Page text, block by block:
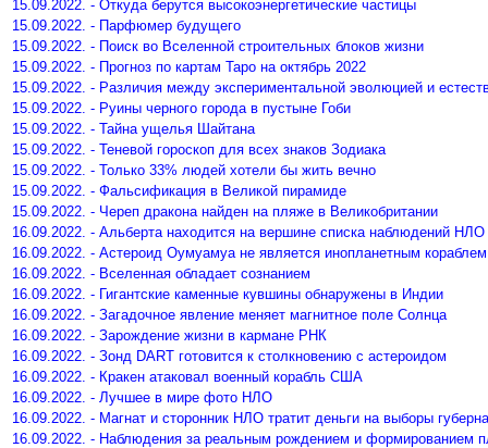
15.09.2022. - Откуда берутся высокоэнергетические частицы
15.09.2022. - Парфюмер будущего
15.09.2022. - Поиск во Вселенной строительных блоков жизни
15.09.2022. - Прогноз по картам Таро на октябрь 2022
15.09.2022. - Различия между экспериментальной эволюцией и
15.09.2022. - Руины черного города в пустыне Гоби
15.09.2022. - Тайна ущелья Шайтана
15.09.2022. - Теневой гороскоп для всех знаков Зодиака
15.09.2022. - Только 33% людей хотели бы жить вечно
15.09.2022. - Фальсификация в Великой пирамиде
15.09.2022. - Череп дракона найден на пляже в Великобритании
16.09.2022. - Альберта находится на вершине списка наблюдений НЛО
16.09.2022. - Астероид Оумуамуа не является инопланетным кораблем
16.09.2022. - Вселенная обладает сознанием
16.09.2022. - Гигантские каменные кувшины обнаружены в Индии
16.09.2022. - Загадочное явление меняет магнитное поле Солнца
16.09.2022. - Зарождение жизни в кармане РНК
16.09.2022. - Зонд DART готовится к столкновению с астероидом
16.09.2022. - Кракен атаковал военный корабль США
16.09.2022. - Лучшее в мире фото НЛО
16.09.2022. - Магнат и сторонник НЛО тратит деньги на выборы
16.09.2022. - Наблюдения за реальным рождением и формированием